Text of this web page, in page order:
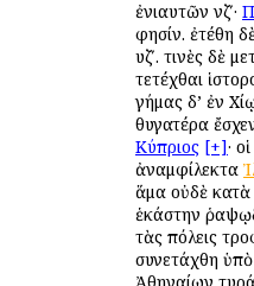
ἐνιαυτῶν νζʹ·
φησίν. ἐτέθη
υζʹ. τινὲς δὲ
τετέχθαι
γήμας δ’ ἐν
θυγατέρα
Κύπριος [+]·
ἀναμφίλεκτα
ἅμα οὐδὲ κατὰ
ἑκάστην
τὰς πόλεις
συνετάχθη